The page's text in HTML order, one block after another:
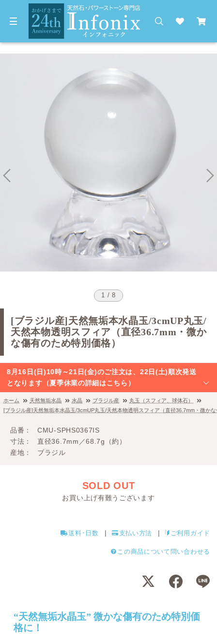
1 / 8
[ブラジル産]天然無垢本水晶玉/3cmUP丸玉/
天然本物透明スフィア（直径36.7mm・微か
な傷有のため特別価格）
8月16日(日)10時～21日(金)のご注文は、22日(土)順次発送
となります（夏季休業の詳細はこちら）
ホーム 天然無垢水晶 水晶 ブラジル産
丸玉（スフィア、球体石）
[ブラジル産]天然無垢本水晶玉/3cmUP丸玉/天然本物透明スフィア（直径36.7mm・微か
品番
CMU-SPHS0367IS
寸法
直径36.7mm／68.7g（約）
産地
ブラジル
SOLD OUT
お買い上げ有難うございます
送料･日数 支払い方法 ご利用ガイド
この商品について問い合わせる
“天然無垢水晶玉” 微かな傷有のため特別価
格に！